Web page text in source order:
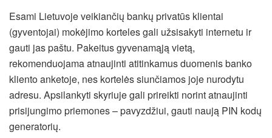
Esami Lietuvoje veikiančių bankų privatūs klientai
(gyventojai) mokėjimo korteles gali užsisakyti internetu ir
gauti jas paštu. Pakeitus gyvenamąją vietą,
rekomenduojama atnaujinti atitinkamus duomenis banko
kliento anketoje, nes kortelės siunčiamos joje nurodytu
adresu. Apsilankyti skyriuje gali prireikti norint atnaujinti
prisijungimo priemones – pavyzdžiui, gauti naują PIN kodų
generatorių.